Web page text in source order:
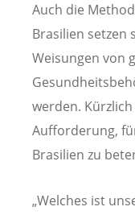
Auch die
Brasilien setzen
Weisungen von
werden.
Aufforderung,
Brasilien zu
„Welches ist